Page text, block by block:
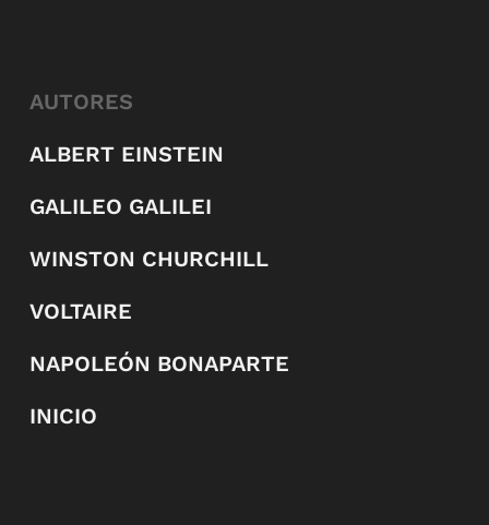
AUTORES
ALBERT EINSTEIN
GALILEO GALILEI
WINSTON CHURCHILL
VOLTAIRE
NAPOLEÓN BONAPARTE
INICIO